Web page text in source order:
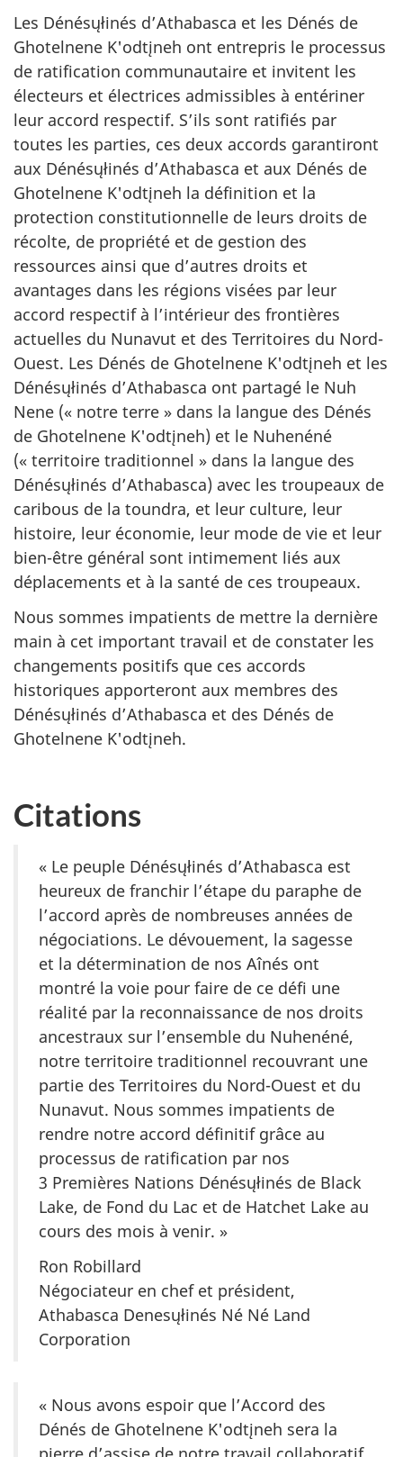
Les Dénésųłinés d’Athabasca et les Dénés de
Ghotelnene K'odtįneh ont entrepris le processus
de ratification communautaire et invitent les
électeurs et électrices admissibles à entériner
leur accord respectif. S’ils sont ratifiés par
toutes les parties, ces deux accords garantiront
aux Dénésųłinés d’Athabasca et aux Dénés de
Ghotelnene K'odtįneh la définition et la
protection constitutionnelle de leurs droits de
récolte, de propriété et de gestion des
ressources ainsi que d’autres droits et
avantages dans les régions visées par leur
accord respectif à l’intérieur des frontières
actuelles du Nunavut et des Territoires du Nord-
Ouest. Les Dénés de Ghotelnene K'odtįneh et les
Dénésųłinés d’Athabasca ont partagé le Nuh
Nene (« notre terre » dans la langue des Dénés
de Ghotelnene K'odtįneh) et le Nuhenéné
(« territoire traditionnel » dans la langue des
Dénésųłinés d’Athabasca) avec les troupeaux de
caribous de la toundra, et leur culture, leur
histoire, leur économie, leur mode de vie et leur
bien-être général sont intimement liés aux
déplacements et à la santé de ces troupeaux.
Nous sommes impatients de mettre la dernière
main à cet important travail et de constater les
changements positifs que ces accords
historiques apporteront aux membres des
Dénésųłinés d’Athabasca et des Dénés de
Ghotelnene K'odtįneh.
Citations
« Le peuple Dénésųłinés d’Athabasca est
heureux de franchir l’étape du paraphe de
l’accord après de nombreuses années de
négociations. Le dévouement, la sagesse
et la détermination de nos Aînés ont
montré la voie pour faire de ce défi une
réalité par la reconnaissance de nos droits
ancestraux sur l’ensemble du Nuhenéné,
notre territoire traditionnel recouvrant une
partie des Territoires du Nord-Ouest et du
Nunavut. Nous sommes impatients de
rendre notre accord définitif grâce au
processus de ratification par nos
3 Premières Nations Dénésųłinés de Black
Lake, de Fond du Lac et de Hatchet Lake au
cours des mois à venir. »
Ron Robillard
Négociateur en chef et président,
Athabasca Denesųłinés Né Né Land
Corporation
« Nous avons espoir que l’Accord des
Dénés de Ghotelnene K'odtįneh sera la